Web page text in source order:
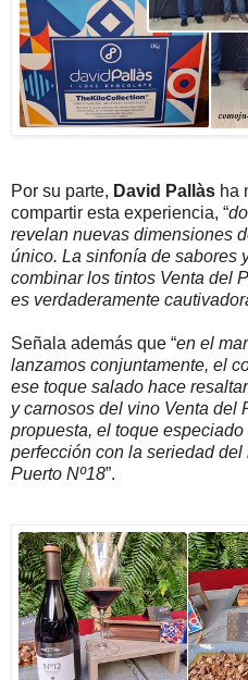
Por su parte, David Pallàs ha
compartir esta experiencia, “
revelan nuevas dimensiones
único. La sinfonía de sabores
combinar los tintos Venta del
es verdaderamente
Señala además que “en el
lanzamos conjuntamente, el
ese toque salado hace
y carnosos del vino Venta del
propuesta, el toque
perfección con la seriedad
Puerto Nº18”.